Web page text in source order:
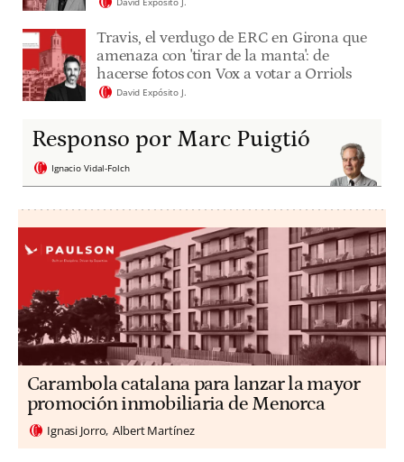
Travis, el verdugo de ERC en Girona que
amenaza con 'tirar de la manta': de
hacerse fotos con Vox a votar a Orriols
David Expósito J.
Responso por Marc Puigtió
Ignacio Vidal-Folch
Carambola catalana para lanzar la mayor
promoción inmobiliaria de Menorca
Ignasi Jorro Albert Martínez